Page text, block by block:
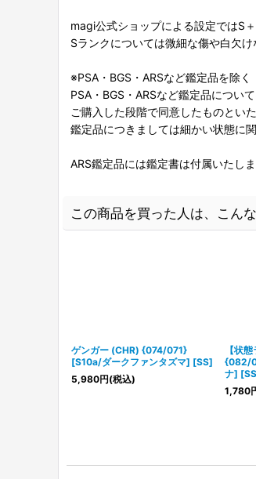
magi公式ショップによる設定ではS
Sランクについては微細な傷や白欠
※PSA・BGS・ARSなど鑑定品を除く
PSA・BGS・ARSなど鑑定品につい
ご購入した段階で同意したものといた
鑑定品につきましては細かい状態に
ARS鑑定品には鑑定書は付属いたしま
この商品を買った人は、こん
ゲンガー (CHR) {074/071}
[S10a/ダークファンタズマ] [SS]
5,980円(税込)
【状
{082/
ナ]
1,780